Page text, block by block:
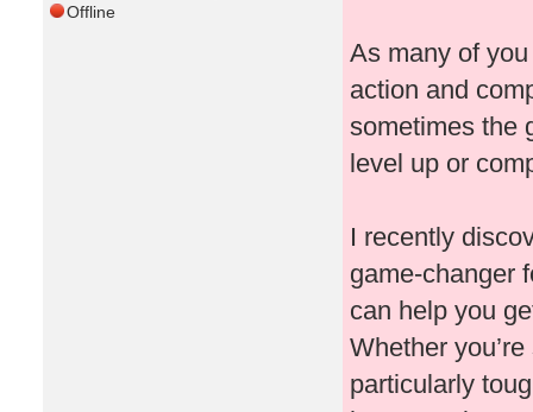
Offline
As many of
action and
sometimes the
level up or
I recently
game-changer
can help you
Whether
particularly